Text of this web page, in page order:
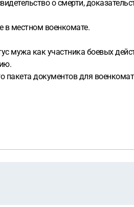
о смерти,
в местном военкомате.
мужа как участника боевых
пакета документов для